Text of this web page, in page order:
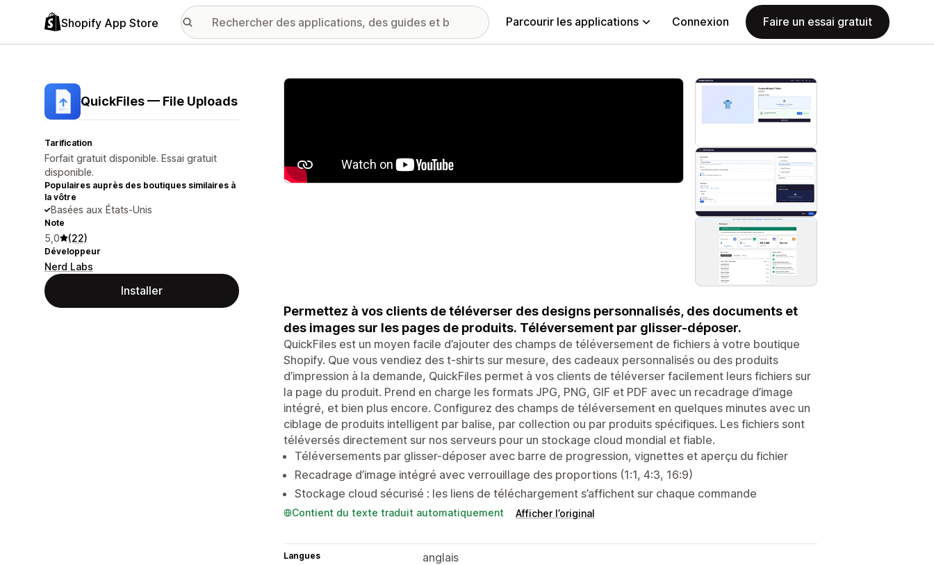
Shopify App Store Parcourir les applications Connexion Faire un essai gratuit
QuickFiles — File Uploads
Tarification
Forfait gratuit disponible. Essai gratuit
disponible.
Populaires auprès des boutiques similaires à
la vôtre
Basées aux États-Unis
Note
5,0 (22)
Développeur
Nerd Labs
Installer
Galerie d’images vedette
Permettez à vos clients de téléverser des designs personnalisés, des documents et
des images sur les pages de produits. Téléversement par glisser-déposer.
QuickFiles est un moyen facile d’ajouter des champs de téléversement de fichiers à votre boutique
Shopify. Que vous vendiez des t-shirts sur mesure, des cadeaux personnalisés ou des produits
d’impression à la demande, QuickFiles permet à vos clients de téléverser facilement leurs fichiers sur
la page du produit. Prend en charge les formats JPG, PNG, GIF et PDF avec un recadrage d’image
intégré, et bien plus encore. Configurez des champs de téléversement en quelques minutes avec un
ciblage de produits intelligent par balise, par collection ou par produits spécifiques. Les fichiers sont
téléversés directement sur nos serveurs pour un stockage cloud mondial et fiable.
Téléversements par glisser-déposer avec barre de progression, vignettes et aperçu du fichier
Recadrage d’image intégré avec verrouillage des proportions (1:1, 4:3, 16:9)
Stockage cloud sécurisé : les liens de téléchargement s’affichent sur chaque commande
Contient du texte traduit automatiquement Afficher l’original
Langues
anglais